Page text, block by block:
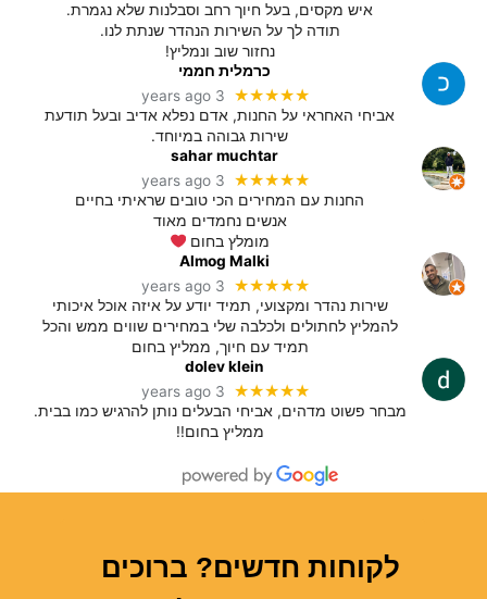
איש מקסים, בעל חיוך רחב וסבלנות שלא נגמרת.
תודה לך על השירות הנהדר שנתת לנו.
נחזור שוב ונמליץ!
כרמלית חממי
★★★★★
3 years ago
אביחי האחראי על החנות, אדם נפלא אדיב ובעל תודעת
שירות גבוהה במיוחד.
sahar muchtar
★★★★★
3 years ago
החנות עם המחירים הכי טובים שראיתי בחיים
אנשים נחמדים מאוד
מומלץ בחום
Almog Malki
★★★★★
3 years ago
שירות נהדר ומקצועי, תמיד יודע על איזה אוכל איכותי
להמליץ לחתולים ולכלבה שלי במחירים שווים ממש והכל
תמיד עם חיוך, ממליץ בחום
dolev klein
★★★★★
3 years ago
מבחר פשוט מדהים, אביחי הבעלים נותן להרגיש כמו בבית.
ממליץ בחום!!
לקוחות חדשים? ברוכים